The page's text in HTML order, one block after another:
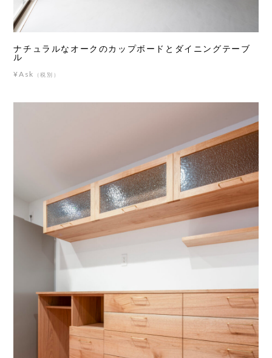
ナチュラルなオークのカップボードとダイニングテーブ
ル
¥Ask （税別）